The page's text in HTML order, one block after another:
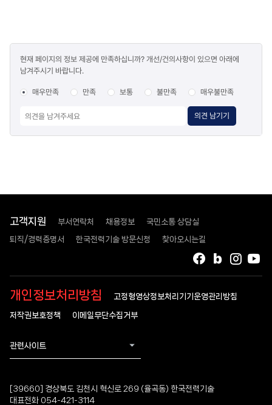
만족도
조사
현재 페이지의 정보 제공에 만족하십니까? 개선/건의사항이 있으면 아래에
남겨주시기 바랍니다.
매우만족 만족 보통 불만족 매우불만족
의견 남기기
고객지원 부서연락처 채용정보 국민소통 상담실
퇴직/경력증명서 한국전력기술 방문신청 찾아오시는길
인스
블로그
페이스북
개인정보처리방침 고정형영상정보처리기기운영관리방침
저작권보호정책 이메일무단수집거부
관련사이트
[39660] 경상북도 김천시 혁신로 269 (율곡동) 한국전력기술
대표전화 054-421-3114